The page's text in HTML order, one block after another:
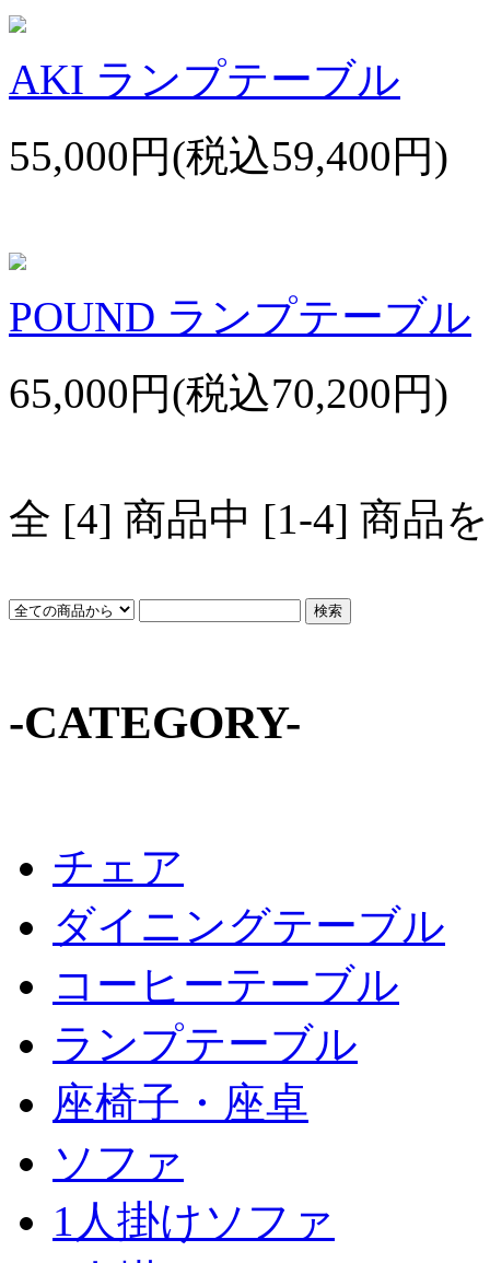
AKI ランプテーブル
55,000円(税込59,400円)
POUND ランプテーブル
65,000円(税込70,200円)
全 [4] 商品中 [1-4] 商品
-CATEGORY-
チェア
ダイニングテーブル
コーヒーテーブル
ランプテーブル
座椅子・座卓
ソファ
1人掛けソファ